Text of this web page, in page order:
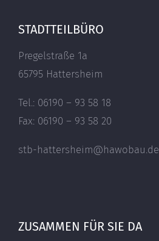
STADTTEILBÜRO
Pregelstraße 1a
65795 Hattersheim
Tel.: 06190 – 93 58 18
Fax: 06190 – 93 58 20
stb-hattersheim@hawobau.de
ZUSAMMEN FÜR SIE DA